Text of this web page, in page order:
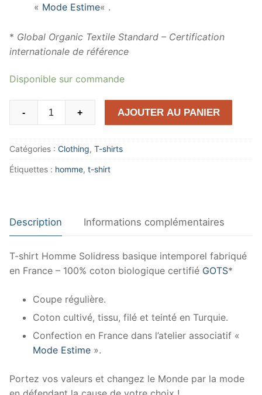
« Mode Estime« .
* Global Organic Textile Standard – Certification
internationale de référence
Disponible sur commande
shirt
Homme
- + AJOUTER AU PANIER
Catégories : Clothing, T-shirts
Étiquettes : homme, t-shirt
Description Informations complémentaires
T-shirt Homme Solidress basique intemporel fabriqué
en France – 100% coton biologique certifié GOTS*
Coupe régulière.
Coton cultivé, tissu, filé et teinté en Turquie.
Confection en France dans l’atelier associatif «
Mode Estime ».
Portez vos valeurs et changez le Monde par la mode